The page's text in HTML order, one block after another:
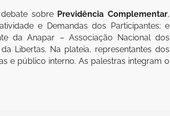
sobre Previdência Complementar,
e Demandas dos Participantes; e
da Anapar – Associação Nacional dos
Libertas. Na plateia, representantes dos
e público interno. As palestras integram o